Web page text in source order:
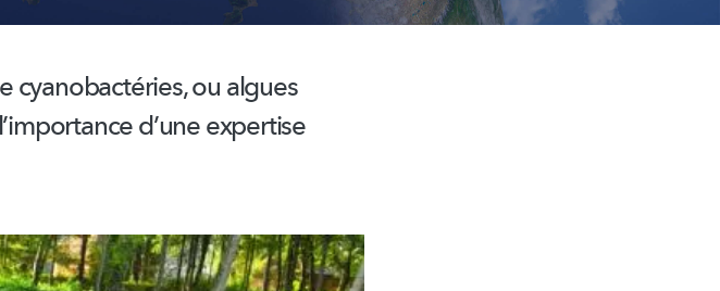
cyanobactéries,ou algues
l’importanced’une expertise